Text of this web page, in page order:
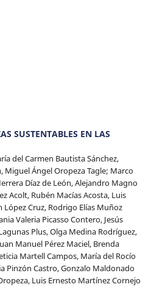
SUSTENTABLES EN LAS
del Carmen Bautista Sánchez,
Miguel Ángel Oropeza Tagle; Marco
Díaz de León, Alejandro Magno
Acolt, Rubén Macías Acosta, Luis
Cruz, Rodrigo Elías Muñoz
Valeria Picasso Contero, Jesús
Plus, Olga Medina Rodríguez,
Manuel Pérez Maciel, Brenda
Martell Campos, María del Rocío
Pinzón Castro, Gonzalo Maldonado
Luis Ernesto Martínez Cornejo